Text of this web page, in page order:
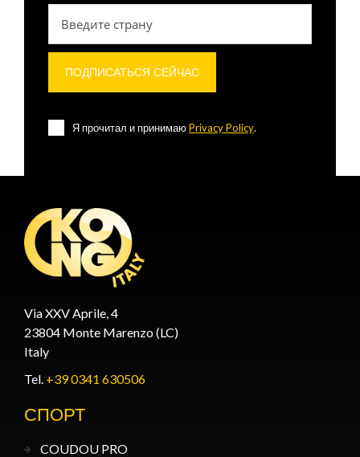
Я прочитал и принимаюPrivacy Policy.
Via XXV Aprile, 4
23804 Monte Marenzo (LC)
Italy
Tel. +39 0341 630506
СПОРТ
COUDOU PRO